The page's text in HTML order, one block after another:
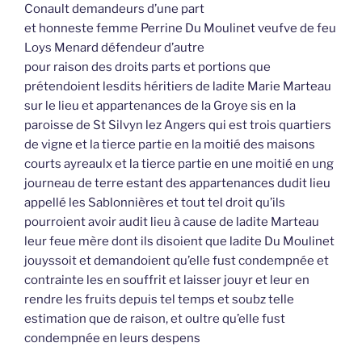
Conault demandeurs d’une part
et honneste femme Perrine Du Moulinet veufve de feu
Loys Menard défendeur d’autre
pour raison des droits parts et portions que
prétendoient lesdits héritiers de ladite Marie Marteau
sur le lieu et appartenances de la Groye sis en la
paroisse de St Silvyn lez Angers qui est trois quartiers
de vigne et la tierce partie en la moitié des maisons
courts ayreaulx et la tierce partie en une moitié en ung
journeau de terre estant des appartenances dudit lieu
appellé les Sablonnières et tout tel droit qu’ils
pourroient avoir audit lieu à cause de ladite Marteau
leur feue mère dont ils disoient que ladite Du Moulinet
jouyssoit et demandoient qu’elle fust condempnée et
contrainte les en souffrit et laisser jouyr et leur en
rendre les fruits depuis tel temps et soubz telle
estimation que de raison, et oultre qu’elle fust
condempnée en leurs despens